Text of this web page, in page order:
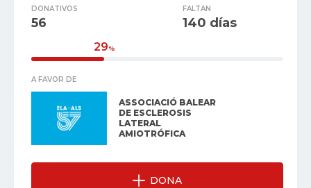
DONATIVOS
56
FALTAN
140 días
29%
A FAVOR DE
ASSOCIACIÓ BALEAR
DE ESCLEROSIS
LATERAL
AMIOTRÓFICA
DONA